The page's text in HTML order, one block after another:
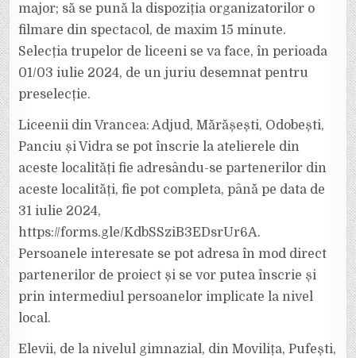
major; să se pună la dispoziția organizatorilor o
filmare din spectacol, de maxim 15 minute.
Selecția trupelor de liceeni se va face, în perioada
01/03 iulie 2024, de un juriu desemnat pentru
preselecție.
Liceenii din Vrancea: Adjud, Mărășești, Odobești,
Panciu și Vidra se pot înscrie la atelierele din
aceste localități fie adresându-se partenerilor din
aceste localități, fie pot completa, până pe data de
31 iulie 2024,
https://forms.gle/KdbSSziB3EDsrUr6A.
Persoanele interesate se pot adresa în mod direct
partenerilor de proiect și se vor putea înscrie și
prin intermediul persoanelor implicate la nivel
local.
Elevii, de la nivelul gimnazial, din Movilița, Pufești,